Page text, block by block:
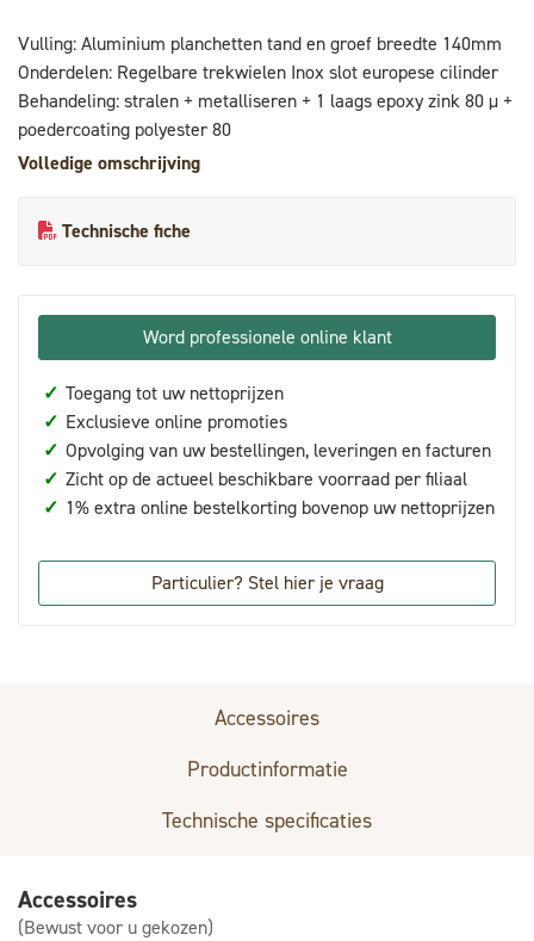
Vulling: Aluminium planchetten tand en groef breedte 140mm
Onderdelen: Regelbare trekwielen Inox slot europese cilinder
Behandeling: stralen + metalliseren + 1 laags epoxy zink 80 µ +
poedercoating polyester 80
Volledige omschrijving
Technische fiche
Word professionele online klant
✓ Toegang tot uw nettoprijzen
✓ Exclusieve online promoties
✓ Opvolging van uw bestellingen, leveringen en facturen
✓ Zicht op de actueel beschikbare voorraad per filiaal
✓ 1% extra online bestelkorting bovenop uw nettoprijzen
Particulier? Stel hier je vraag
Accessoires
Productinformatie
Technische specificaties
Accessoires
(Bewust voor u gekozen)